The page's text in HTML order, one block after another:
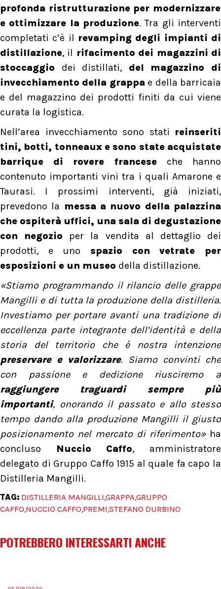
profonda ristrutturazione per modernizzare
e ottimizzare la produzione. Tra gli interventi
completati c’è il revamping degli impianti di
distillazione, il rifacimento dei magazzini di
stoccaggio dei distillati, del magazzino di
invecchiamento della grappa e della barricaia
e del magazzino dei prodotti finiti da cui viene
curata la logistica.
Nell’area invecchiamento sono stati reinseriti
tini, botti, tonneaux e sono state acquistate
barrique di rovere franceseche hanno
contenuto importanti vini tra i quali Amarone e
Taurasi. I prossimi interventi, già iniziati,
prevedono la messa a nuovo della palazzina
che ospiterà uffici, una sala di degustazione
con negozio per la vendita al dettaglio dei
prodotti, e uno spazio con vetrate per
esposizioni e un museo della distillazione.
«Stiamo programmando il rilancio delle grappe
Mangilli e di tutta la produzione della distilleria.
Investiamo per portare avanti una tradizione di
eccellenza parte integrante dell’identità e della
storia del territorio che è nostra intenzione
preservare e valorizzare. Siamo convinti che
con passione e dedizione riusciremo a
raggiungere traguardi sempre più
importanti, onorando il passato e allo stesso
tempo dando alla produzione Mangilli il giusto
posizionamento nel mercato di riferimento»ha
concluso
Nuccio Caffo, amministratore
delegato di Gruppo Caffo 1915 al quale fa capo la
Distilleria Mangilli.
TAG: DISTILLERIA MANGILLI,GRAPPA,GRUPPO
CAFFO,NUCCIO CAFFO,PREMI,STEFANO DURBINO
POTREBBERO INTERESSARTI ANCHE